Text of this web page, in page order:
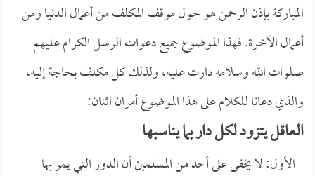
المباركة بإذن الرحمن هو حول موقف المكلف من أعمال الدنيا ومن
أعمال الآخرة. فهذا الموضوع جميع دعوات الرسل الكرام عليهم
صلوات الله وسلامه دارت عليه، ولذلك كل مكلف بحاجة إليه،
والذي دعانا للكلام على هذا الموضوع أمران اثنان: ‏
العاقل يتزود لكل دار بما يناسبها
الأول: لا يخفى على أحد من المسلمين أن الدور التي يمر بها